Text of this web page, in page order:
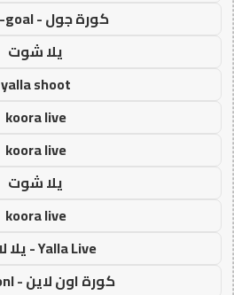
كورة جول - koora-goal
يلا شوت
yalla shoot
koora live
koora live
يلا شوت
koora live
Yalla Live - يلا لايف
كورة اون لاين - koora onl